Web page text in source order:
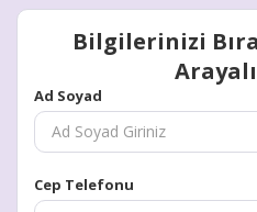
Bilgilerinizi
Ad Soyad
Cep Telefonu